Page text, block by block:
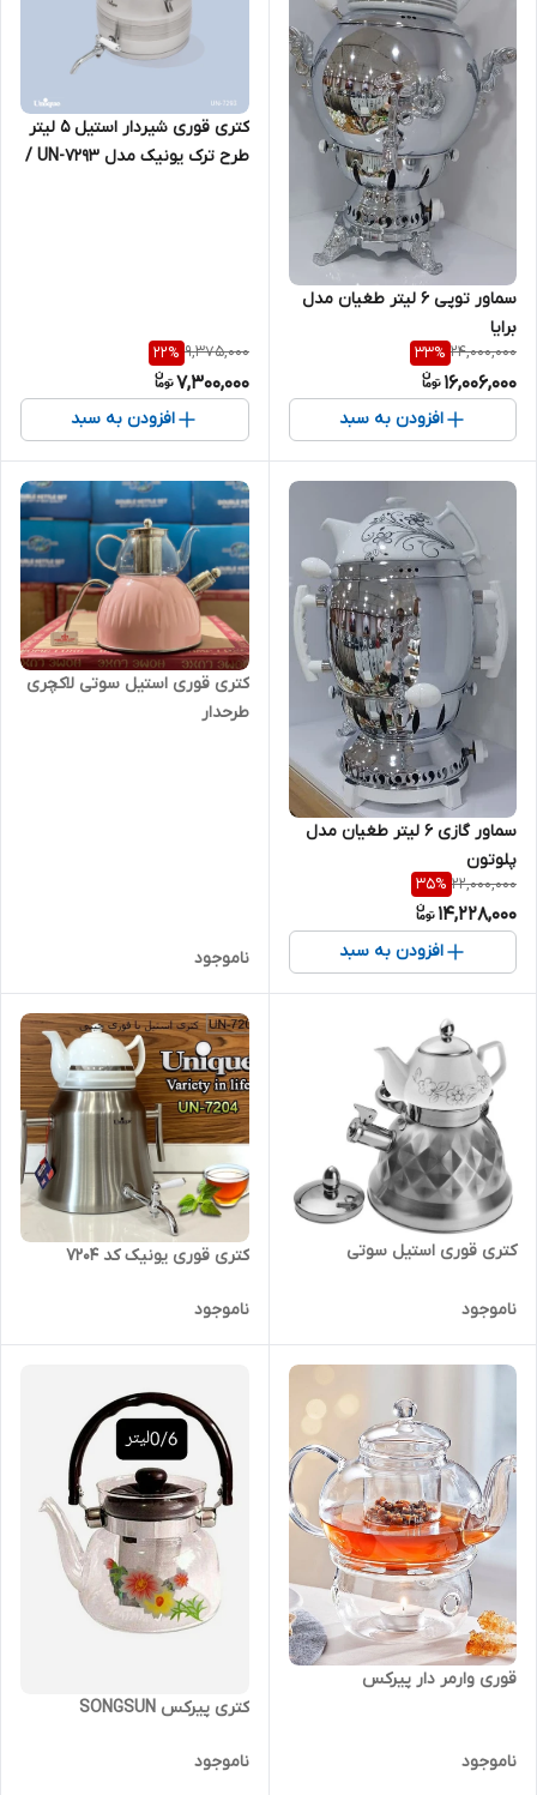
سماور توپی 6 لیتر طغیان مدل
برایا
24,000,000
33%
16,006,000
افزودن به سبد
کتری قوری شیردار استیل 5 لیتر
طرح ترک یونیک مدل UN-7293 /
9,375,000
22%
7,300,000
افزودن به سبد
سماور گازی 6 لیتر طغیان مدل
پلوتون
22,000,000
35%
14,228,000
افزودن به سبد
کتری قوری استیل سوتی لاکچری
طرحدار
ناموجود
کتری قوری استیل سوتی
ناموجود
کتری قوری یونیک کد ۷۲۰۴
ناموجود
قوری وارمر دار پیرکس
ناموجود
کتری پیرکس SONGSUN
ناموجود